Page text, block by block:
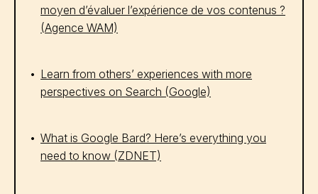
moyen d’évaluer l’expérience de vos contenus ?
(Agence WAM)
Learn from others’ experiences with more
perspectives on Search (Google)
What is Google Bard? Here’s everything you
need to know (ZDNET)